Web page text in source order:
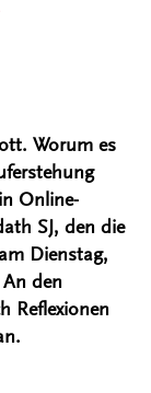
Worum es
Online-
SJ, den die
Dienstag,
den
Reflexionen